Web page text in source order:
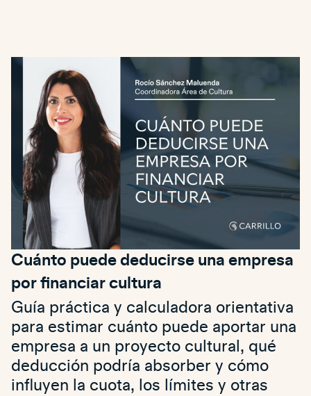
Cuánto puede deducirse una empresa
por financiar cultura
Guía práctica y calculadora orientativa
para estimar cuánto puede aportar una
empresa a un proyecto cultural, qué
deducción podría absorber y cómo
influyen la cuota, los límites y otras